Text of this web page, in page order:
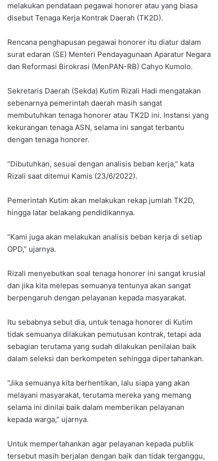
melakukan pendataan pegawai honorer atau yang biasa
disebut Tenaga Kerja Kontrak Daerah (TK2D).
Rencana penghapusan pegawai honorer itu diatur dalam
surat edaran (SE) Menteri Pendayagunaan Aparatur Negara
dan Reformasi Birokrasi (MenPAN-RB) Cahyo Kumolo.
Sekretaris Daerah (Sekda) Kutim Rizali Hadi mengatakan
sebenarnya pemerintah daerah masih sangat
membutuhkan tenaga honorer atau TK2D ini. Instansi yang
kekurangan tenaga ASN, selama ini sangat terbantu
dengan tenaga honorer.
“Dibutuhkan, sesuai dengan analisis beban kerja,” kata
Rizali saat ditemui Kamis (23/6/2022).
Pemerintah Kutim akan melakukan rekap jumlah TK2D,
hingga latar belakang pendidikannya.
“Kami juga akan melakukan analisis beban kerja di setiap
OPD,” ujarnya.
Rizali menyebutkan soal tenaga honorer ini sangat krusial
dan jika kita melepas semuanya tentunya akan sangat
berpengaruh dengan pelayanan kepada masyarakat.
Itu sebabnya sebut dia, untuk tenaga honorer di Kutim
tidak semuanya dilakukan pemutusan kontrak, tetapi ada
sebagian terutama yang sudah dilakukan penilaian baik
dalam seleksi dan berkompeten sehingga dipertahankan.
“Jika semuanya kita berhentikan, lalu siapa yang akan
melayani masyarakat, terutama mereka yang memang
selama ini dinilai baik dalam memberikan pelayanan
kepada warga,” ujarnya.
Untuk mempertahankan agar pelayanan kepada publik
tersebut masih berjalan dengan baik dan tidak terganggu,